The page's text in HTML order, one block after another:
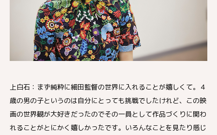
上白石：まず純粋に細田監督の世界に入れることが嬉しくて。４
歳の男の子というのは自分にとっても挑戦でしたけれど、この映
画の世界観が大好きだったのでその一員として作品づくりに関わ
れることがとにかく嬉しかったです。いろんなことを見たり感じ